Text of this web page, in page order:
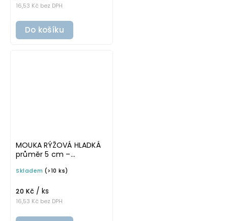
16,53 Kč bez DPH
Do košíku
MOUKA RÝŽOVÁ HLADKÁ
průměr 5 cm –
písmu, omyvatelná
potravinové dózy
Skladem (>10 ks)
16,53 Kč bez DPH
20 Kč / ks